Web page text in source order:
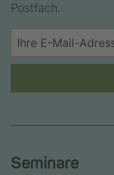
Postfach.
Seminare